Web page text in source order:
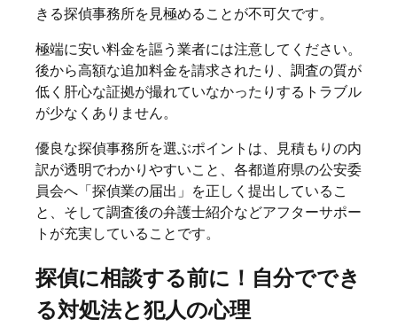
きる探偵事務所を見極めることが不可欠です。
極端に安い料金を謳う業者には注意してください。
後から高額な追加料金を請求されたり、調査の質が
低く肝心な証拠が撮れていなかったりするトラブル
が少なくありません。
優良な探偵事務所を選ぶポイントは、見積もりの内
訳が透明でわかりやすいこと、各都道府県の公安委
員会へ「探偵業の届出」を正しく提出しているこ
と、そして調査後の弁護士紹介などアフターサポー
トが充実していることです。
探偵に相談する前に！自分ででき
る対処法と犯人の心理